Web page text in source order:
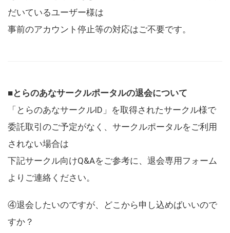
だいているユーザー様は
事前のアカウント停止等の対応はご不要です。
■とらのあなサークルポータルの退会について
「とらのあなサークルID」を取得されたサークル様で
委託取引のご予定がなく、サークルポータルをご利用
されない場合は
下記サークル向けQ&Aをご参考に、退会専用フォーム
よりご連絡ください。
④退会したいのですが、どこから申し込めばいいので
すか？